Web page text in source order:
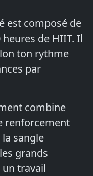
est composé de
heures de HIIT. Il
ton rythme
par
combine
renforcement
sangle
grands
travail